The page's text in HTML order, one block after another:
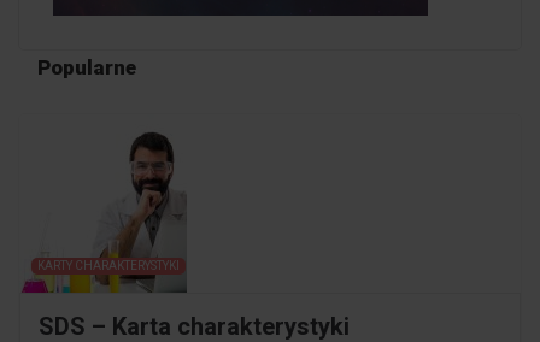
Popularne
KARTY CHARAKTERYSTYKI
SDS – Karta charakterystyki